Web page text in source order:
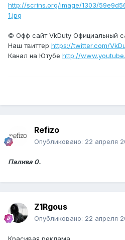
http://scrins.org/image/1303/
1.jpg
© Офф сайт VkDuty Официальный
Наш твиттер https://twitter.com/
Канал на Ютубе http://
Refizo
Опубликовано: 22 апреля
Палива 0.
Z1Rgous
Опубликовано: 22 апреля